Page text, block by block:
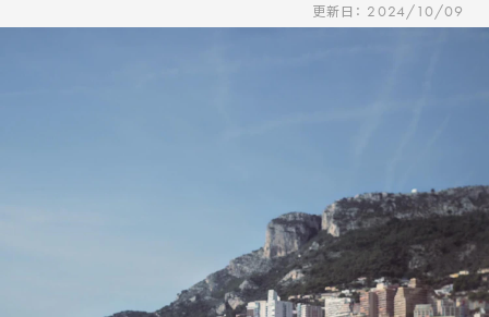
更新日： 2024/10/09